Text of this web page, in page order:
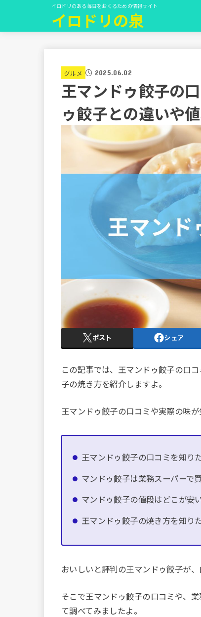
イロドリのある毎日をおくるための情報サイト
イロドリの泉
グルメ 2025.06.02
王マンドゥ餃子の
ゥ餃子との違いや
ポスト シェア
この記事では、王マンドゥ餃子の口
子の焼き方を紹介しますよ。
王マンドゥ餃子の口コミや実際の味
王マンドゥ餃子の口コミを知り
マンドゥ餃子は業務スーパーで
マンドゥ餃子の値段はどこが安
王マンドゥ餃子の焼き方を知り
おいしいと評判の王マンドゥ餃子が
そこで王マンドゥ餃子の口コミや、
て調べてみましたよ。